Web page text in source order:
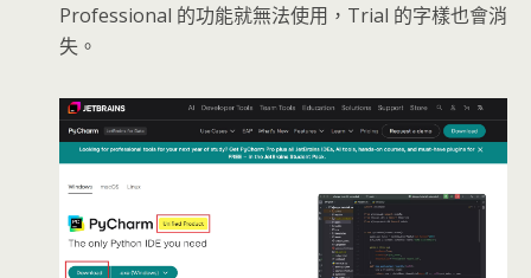
Professional 的功能就無法使用，Trial 的字樣也會消
失。